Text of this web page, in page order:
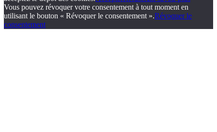
Vous pouvez révoquer votre consentement à tout moment en
utilisant le bouton « Révoquer le consentement ».Révoquer le
consentement